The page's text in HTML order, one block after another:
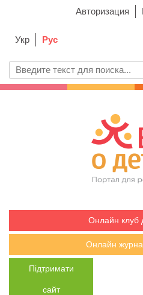
Авторизация
Укр Рус
Онлайн клуб
Онлайн
Підтримати
сайт